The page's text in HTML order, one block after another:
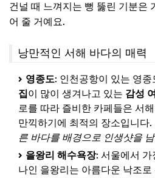
건널 때 느껴지는 뻥 뚫린 기분은
어 줄 거예요.
낭만적인 서해 바다의 매력
영종도: 인천공항이 있는 영종
집이 많이 생겨나고 있는 감성
로를 따라 즐비한 카페들은 서
만끽하기에 최적의 장소입니다.
른 바다를 배경으로 인생샷을
을왕리 해수욕장: 서울에서
나인 을왕리는 아름다운 낙조